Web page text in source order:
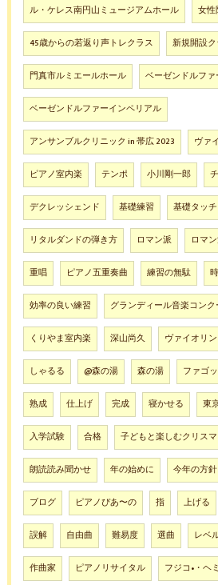
ル・ケレス南円山ミュージアムホール 女性
45歳からの若返り声トレクラス 新規開設
門真市ルミエールホール ベーゼンドルファ
ベーゼンドルファーインペリアル
アンサンブルクリニック in 帯広 2023 ヴァ
ピアノ室内楽 テンポ 小川剛一郎
デクレッシェンド 基礎練習 基礎タッチ
リタルダンドの弾き方 ロマン派 ロマ
重唱 ピアノ五重奏曲 練習の無駄
効率の良い練習 グランディール音楽コン
くりやま室内楽 深山尚久 ヴァイオリ
しゃるる @森の湯 森の湯 ファゴ
熟成 仕上げ 完成 寝かせる 東
入学試験 合格 子どもと楽しむクリス
朗読読み聞かせ 年の始めに 今年の方針
ブログ ピアノぴあ〜の 指 上げる
誤解 自由曲 難易度 選曲 レベ
作曲家 ピアノリサイタル フジコ•・ヘ